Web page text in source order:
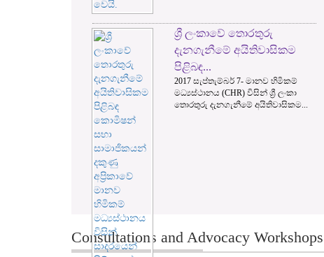
ශ්‍රී ලංකාවේ තොරතුරු
දැනගැනීමේ අයිතිවාසිකම
පිළිබඳ...
2017 සැප්තැම්බර් 7- මානව හිමිකම්
මධ්‍යස්ථානය (CHR) විසින් ශ්‍රී ලංකා
තොරතුරු දැනගැනීමේ අයිතිවාසිකම...
Consultations and Advocacy